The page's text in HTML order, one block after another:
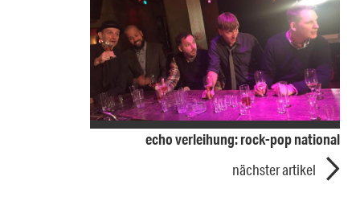
echo verleihung: rock-pop national
nächster artikel